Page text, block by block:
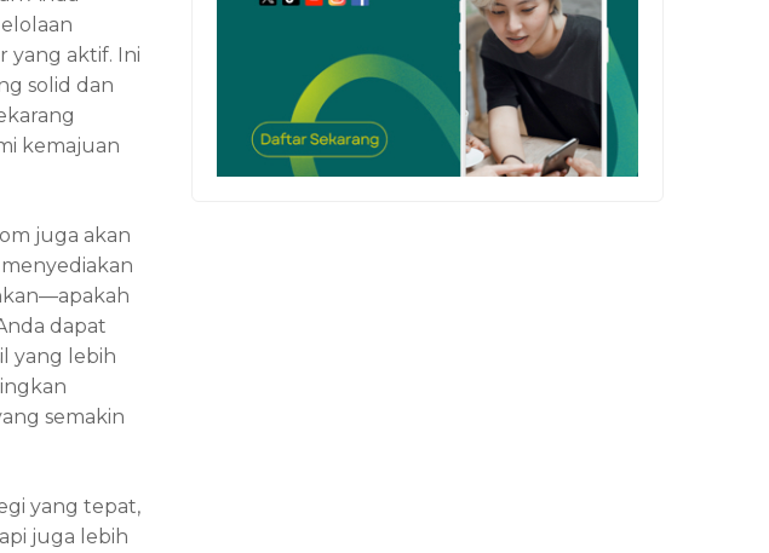
yang aktif. Ini
solid dan
kemajuan
juga akan
dapat
yang lebih
semakin
yang tepat,
juga lebih